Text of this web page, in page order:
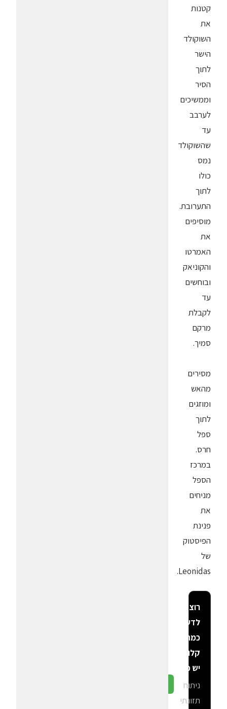
קטנות
את
השוקולד
הישר
לתוך
הסיר
וממשיכים
לערבב
עד
שהשוקולד
נמס
כולו
לתוך
התערובת.
מוסיפים
את
האמרטו
והקוניאק
ובוחשים
עד
לקבלת
מרקם
סמיך.
מסירים
מהאש
ומוזגים
לתוך
ספל
חרס.
במרכז
הספל
מניחים
את
פנינת
הפיסטוק
של
Leonidas.
רוצה
לדעת
כמה
קלוריות
יש פה?
ניתוח
תזונתי